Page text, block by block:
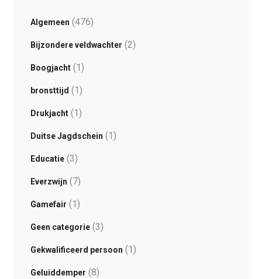
Algemeen (476)
Bijzondere veldwachter (2)
Boogjacht(1)
bronsttijd (1)
Drukjacht(1)
Duitse Jagdschein (1)
Educatie(3)
Everzwijn (7)
Gamefair (1)
Geen categorie(3)
Gekwalificeerd persoon (1)
Geluiddemper (8)